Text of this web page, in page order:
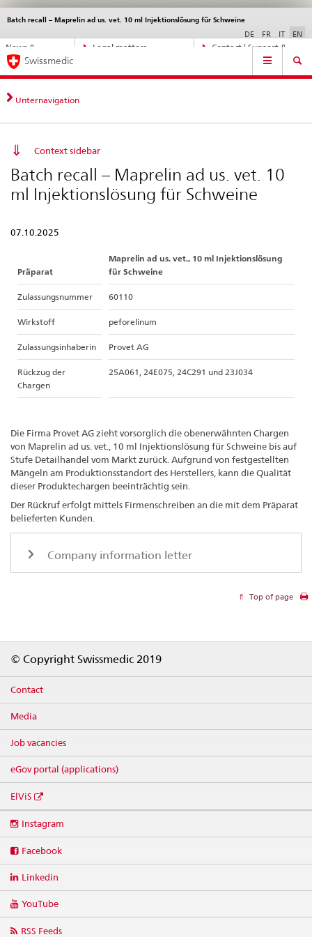
Direct
navigation:
news,
matters,
News &
Legal matters,
Contact | Support &
Batch recall – Maprelin ad us. vet. 10 ml Injektionslösung für Schweine
Languages
DE FR IT EN
Service
Main
Navigation
Swissmedic
Unternavigation
Context sidebar
Batch recall – Maprelin ad us. vet. 10
ml Injektionslösung für Schweine
07.10.2025
Präparat
Maprelin ad us. vet., 10 ml Injektionslösung
für Schweine
Zulassungsnummer 60110
Wirkstoff peforelinum
Zulassungsinhaberin Provet AG
Rückzug der
Chargen
25A061, 24E075, 24C291 und 23J034
Die Firma Provet AG zieht vorsorglich die obenerwähnten Chargen
von Maprelin ad us. vet., 10 ml Injektionslösung für Schweine bis auf
Stufe Detailhandel vom Markt zurück. Aufgrund von festgestellten
Mängeln am Produktionsstandort des Herstellers, kann die Qualität
dieser Produktechargen beeinträchtig sein.
Der Rückruf erfolgt mittels Firmenschreiben an die mit dem Präparat
belieferten Kunden.
Company information letter
Top of page
© Copyright Swissmedic 2019
Contact
Media
Job vacancies
eGov portal (applications)
ElViS
media
Instagram
Facebook
Linkedin
YouTube
RSS Feeds